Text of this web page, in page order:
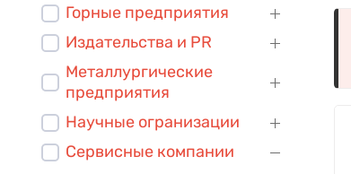
Горные предприятия
Издательства и PR
Металлургические
предприятия
Научные огранизации
Сервисные компании